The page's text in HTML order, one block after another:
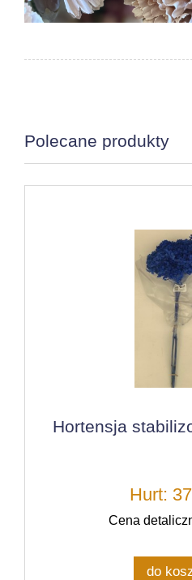
Polecane produkty
Hortensja
Hurt:
Cena
do